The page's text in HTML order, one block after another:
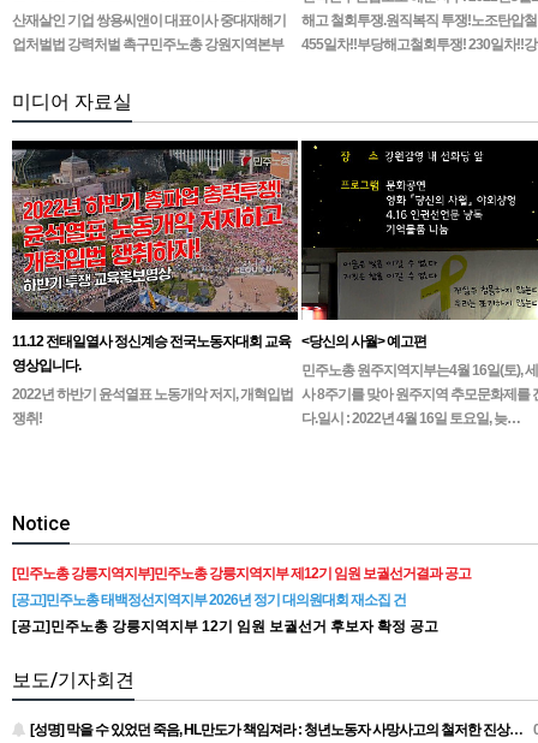
산재살인 기업 쌍용씨앤이 대표이사 중대재해기
업처벌법 강력처벌 촉구민주노총 강원지역본부
1인시위 진…
해고 철회투쟁.원직복직 투쟁!노조탄압
455일차!!부당해고철회투쟁! 230일차!!
미디어 자료실
11.12 전태일열사 정신계승 전국노동자대회 교육
영상입니다.
2022년 하반기 윤석열표 노동개악 저지, 개혁입법
쟁취!
<당신의 사월> 예고편
민주노총 원주지역지부는4월 16일(토),
사 8주기를 맞아 원주지역 추모문화제를
다.일시 : 2022년 4월 16일 토요일, 늦…
Notice
[민주노총 강릉지역지부]민주노총 강릉지역지부 제12기 임원 보궐선거결과 공고
[공고]민주노총 태백정선지역지부 2026년 정기 대의원대회 재소집 건
[공고]민주노총 강릉지역지부 12기 임원 보궐선거 후보자 확정 공고
보도/기자회견
[성명] 막을 수 있었던 죽음, HL만도가 책임져라 : 청년노동자 사망사고의 철저한 진상규명과 재발방지 대책 마련하라